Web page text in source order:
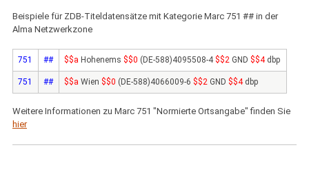
Beispiele für ZDB-Titeldatensätze mit Kategorie Marc 751 ## in der
Alma Netzwerkzone
751 ## $$a Hohenems $$0 (DE-588)4095508-4 $$2 GND $$4dbp
751 ## $$a Wien $$0 (DE-588)4066009-6 $$2 GND $$4dbp
Weitere Informationen zu Marc 751 "Normierte Ortsangabe" finden Sie
hier